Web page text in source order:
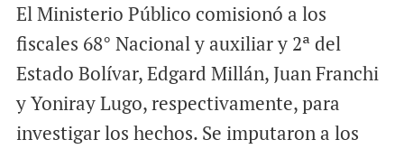
El Ministerio Público comisionó a los
fiscales 68° Nacional y auxiliar y 2ª del
Estado Bolívar, Edgard Millán, Juan Franchi
y Yoniray Lugo, respectivamente, para
investigar los hechos. Se imputaron a los